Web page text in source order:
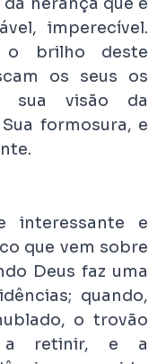
imperecível.
o brilho deste
os seus os
sua visão da
formosura, e
interessante e
que vem sobre
Deus faz uma
quando,
o trovão
a retinir, e a